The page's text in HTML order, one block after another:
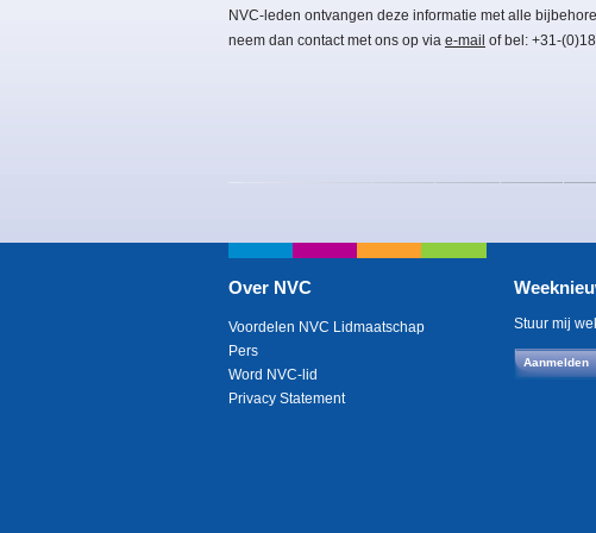
NVC-leden ontvangen deze informatie met alle
neem dan contact met ons op via e-mail of bel: +31-
Over NVC
Voordelen NVC Lidmaatschap
Pers
Word NVC-lid
Privacy Statement
Stuur mij
Aanmelden